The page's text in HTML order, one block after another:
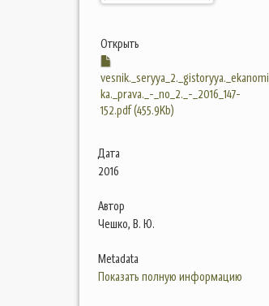
Открыть
vesnik._seryya_2._gistoryya._ekanomi
ka._prava._-_no_2._-_2016_147-
152.pdf (455.9Kb)
Дата
2016
Автор
Чешко, В. Ю.
Metadata
Показать полную информацию